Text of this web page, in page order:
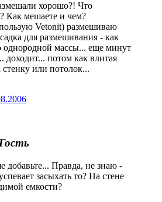
хорошо?! Что
Как мешаете и чем?
Vetonit) размешиваю
для размешивания - как
однородной массы... еще минут
доходит... потом как влитая
стенку или потолок...
Гость
добавьте... Правда, не знаю -
засыхать то? На стене
емкости?